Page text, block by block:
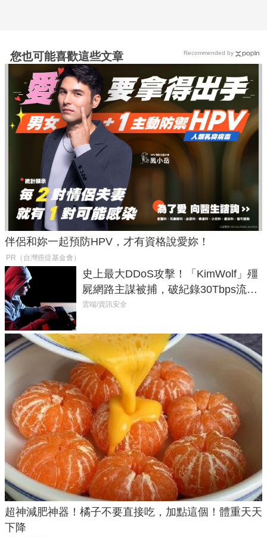
您也可能喜歡這些文章
伴侶和妳一起預防HPV，才有資格說愛妳！
PR（台灣癌症基金會）
史上最大DDoS攻擊！「KimWolf」殭
屍網路主謀被捕，破紀錄30Tbps流量
癱瘓全球！
雲端/資訊安全
超神減肥神器！橘子不要直接吃，加點這個！體重天天
下降
Recommended by